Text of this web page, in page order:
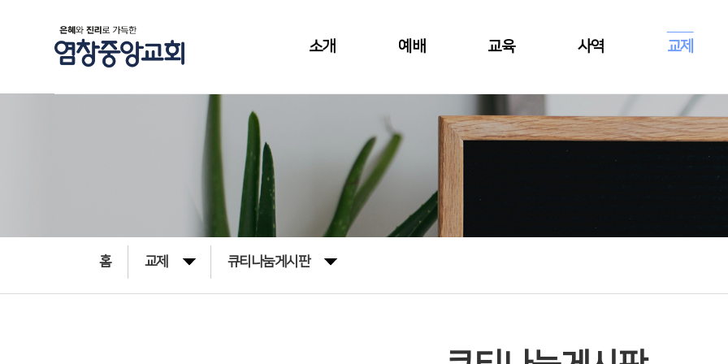
소개 예배 교육 사역 교제
홈 교제 큐티나눔게시판